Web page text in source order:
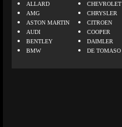
ALLARD
AMG
ASTON MARTIN
AUDI
BENTLEY
BMW
CHEVROLET
CHRYSLER
CITROEN
COOPER
DAIMLER
DE TOMASO